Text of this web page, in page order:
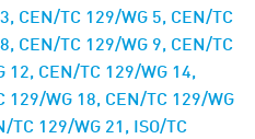
CEN/TC 129/WG 5, CEN/TC
CEN/TC 129/WG 9, CEN/TC
12, CEN/TC 129/WG 14,
129/WG 18, CEN/TC 129/WG
TC 129/WG 21, ISO/TC